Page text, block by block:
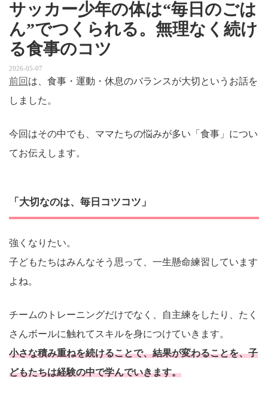
サッカー少年の体は“毎日のごは
ん”でつくられる。無理なく続け
る食事のコツ
2026-05-07
前回 は、食事・運動・休息のバランスが大切というお話を
しました。
今回はその中でも、ママたちの悩みが多い「食事」につい
てお伝えします。
「大切なのは、毎日コツコツ」
強くなりたい。
子どもたちはみんなそう思って、一生懸命練習しています
よね。
チームのトレーニングだけでなく、自主練をしたり、たく
さんボールに触れてスキルを身につけていきます。
小さな積み重ねを続けることで、結果が変わることを、子
どもたちは経験の中で学んでいきます。